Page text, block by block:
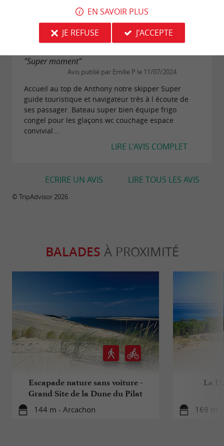
ravi. Le cata incroyable avec possibilité de...
LIRE L'AVIS COMPLET
"Super moment"
Avis publié par Emilie P le 11/07/2024
Accueil au top de Anthony notre skipper Super
guide touristique et navigateur très à l écoute de
ses passager. Bateau super bien équipe frigo
congel pour les glaçons wc couchage espace
convivial...
LIRE L'AVIS COMPLET
LIRE TOUS LES AVIS
ECRIRE UN AVIS
© TripAdvisor 2026
BALADES À PROXIMITÉ
Escapade nature sans voiture -
Grand Site de la Dune du Pilat
144 m - Arcachon
La
169 m -
EN SAVOIR PLUS
JE REFUSE
J'ACCEPTE